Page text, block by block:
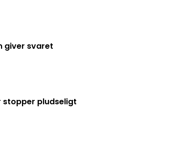
giver svaret
pludseligt